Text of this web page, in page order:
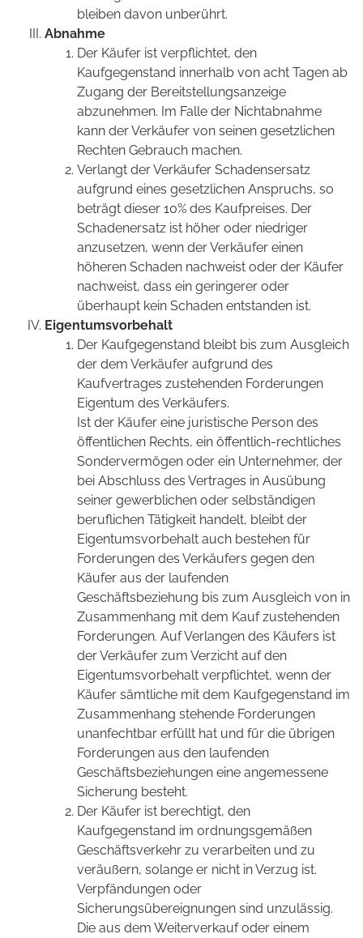
bleiben davon unberührt.
Abnahme
Der Käufer ist verpflichtet, den
Kaufgegenstand innerhalb von acht Tagen ab
Zugang der Bereitstellungsanzeige
abzunehmen. Im Falle der Nichtabnahme
kann der Verkäufer von seinen gesetzlichen
Rechten Gebrauch machen.
Verlangt der Verkäufer Schadensersatz
aufgrund eines gesetzlichen Anspruchs, so
beträgt dieser 10% des Kaufpreises. Der
Schadenersatz ist höher oder niedriger
anzusetzen, wenn der Verkäufer einen
höheren Schaden nachweist oder der Käufer
nachweist, dass ein geringerer oder
überhaupt kein Schaden entstanden ist.
Eigentumsvorbehalt
Der Kaufgegenstand bleibt bis zum Ausgleich
der dem Verkäufer aufgrund des
Kaufvertrages zustehenden Forderungen
Eigentum des Verkäufers.
Ist der Käufer eine juristische Person des
öffentlichen Rechts, ein öffentlich-rechtliches
Sondervermögen oder ein Unternehmer, der
bei Abschluss des Vertrages in Ausübung
seiner gewerblichen oder selbständigen
beruflichen Tätigkeit handelt, bleibt der
Eigentumsvorbehalt auch bestehen für
Forderungen des Verkäufers gegen den
Käufer aus der laufenden
Geschäftsbeziehung bis zum Ausgleich von in
Zusammenhang mit dem Kauf zustehenden
Forderungen. Auf Verlangen des Käufers ist
der Verkäufer zum Verzicht auf den
Eigentumsvorbehalt verpflichtet, wenn der
Käufer sämtliche mit dem Kaufgegenstand im
Zusammenhang stehende Forderungen
unanfechtbar erfüllt hat und für die übrigen
Forderungen aus den laufenden
Geschäftsbeziehungen eine angemessene
Sicherung besteht.
Der Käufer ist berechtigt, den
Kaufgegenstand im ordnungsgemäßen
Geschäftsverkehr zu verarbeiten und zu
veräußern, solange er nicht in Verzug ist.
Verpfändungen oder
Sicherungsübereignungen sind unzulässig.
Die aus dem Weiterverkauf oder einem